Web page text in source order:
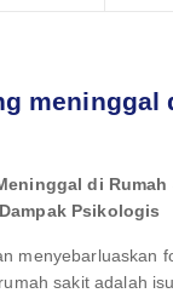
meninggal
di Rumah
Psikologis
menyebarluaskan
sakit adalah